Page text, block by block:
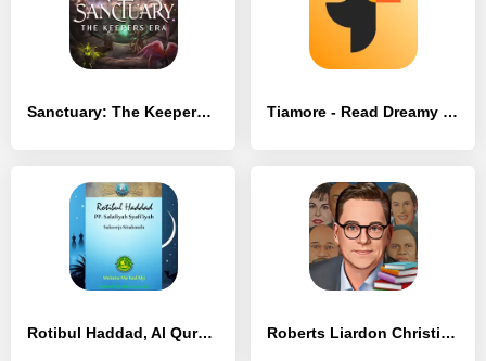
Sanctuary: The Keepers Era - [Разблокированная версия] Tiamore - Read Dreamy Webnovel - [Разблокированная версия]
Rotibul Haddad, Al Quran, Muro - [Без рекламы] Roberts Liardon Christian Book - [Разблокированная версия]